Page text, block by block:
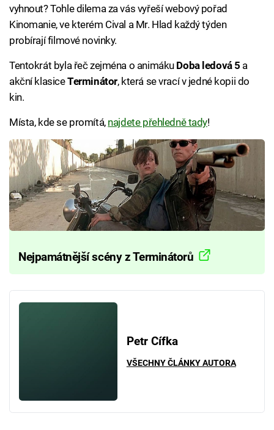
vyhnout? Tohle dilema za vás vyřeší webový pořad
Kinomanie, ve kterém Cival a Mr. Hlad každý týden
probírají filmové novinky.
Tentokrát byla řeč zejména o animáku Doba ledová 5 a
akční klasiceTerminátor, která se vrací v jedné kopii do
kin.
Místa, kde se promítá, najdete přehledně tady!
Nejpamátnější scény z Terminátorů
Petr Cífka
VŠECHNY ČLÁNKY AUTORA